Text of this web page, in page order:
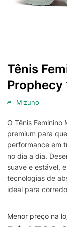
Tênis
Prophecy
Mizuno
O Tênis Feminino
premium para
performance em
no dia a dia.
suave e estável,
tecnologias de
ideal para
Seu conjunto de
entrega
Menor preço na